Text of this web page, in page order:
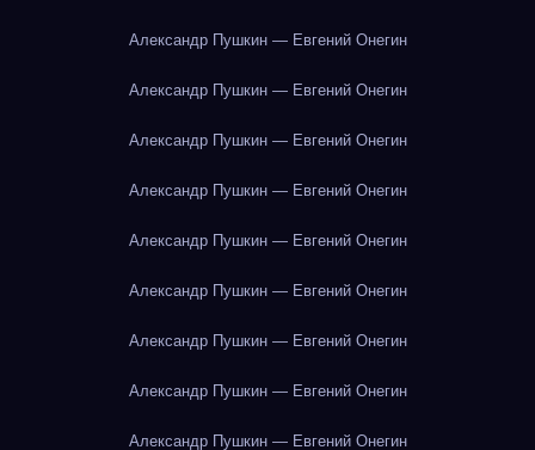
Александр Пушкин — Евгений Онегин
Александр Пушкин — Евгений Онегин
Александр Пушкин — Евгений Онегин
Александр Пушкин — Евгений Онегин
Александр Пушкин — Евгений Онегин
Александр Пушкин — Евгений Онегин
Александр Пушкин — Евгений Онегин
Александр Пушкин — Евгений Онегин
Александр Пушкин — Евгений Онегин